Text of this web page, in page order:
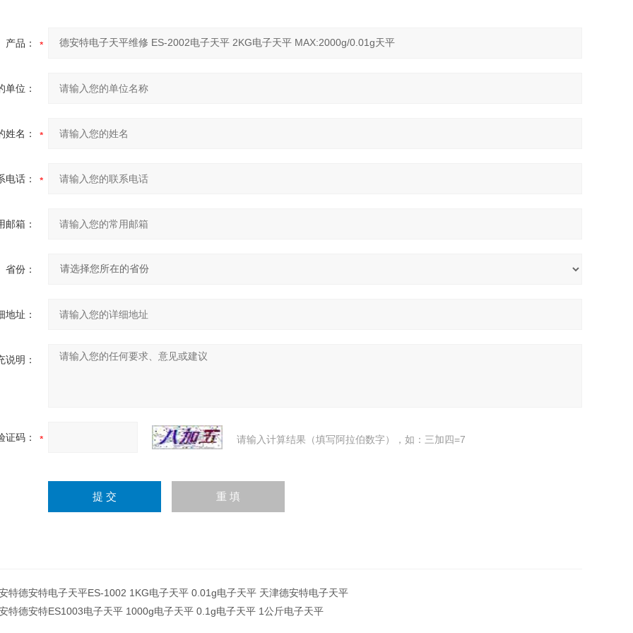
产品：
单位：
姓名：
电话：
邮箱：
省份：
地址：
说明：
证码： 请输入计算结果（填写阿拉伯数字），如：三加四=7
特德安特电子天平ES-1002 1KG电子天平 0.01g电子天平 天津德安特电子天平
特德安特ES1003电子天平 1000g电子天平 0.1g电子天平 1公斤电子天平